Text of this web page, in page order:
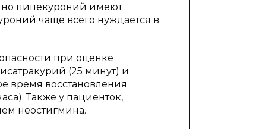
пипекуроний имеют
чаще всего нуждается в
при оценке
(25 минут) и
время восстановления
Также у пациенток,
неостигмина.